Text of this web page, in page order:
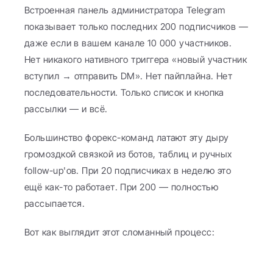
Встроенная панель администратора Telegram
показывает только последних 200 подписчиков —
даже если в вашем канале 10 000 участников.
Нет никакого нативного триггера «новый участник
вступил → отправить DM». Нет пайплайна. Нет
последовательности. Только список и кнопка
рассылки — и всё.
Большинство форекс-команд латают эту дыру
громоздкой связкой из ботов, таблиц и ручных
follow-up'ов. При 20 подписчиках в неделю это
ещё как-то работает. При 200 — полностью
рассыпается.
Вот как выглядит этот сломанный процесс: